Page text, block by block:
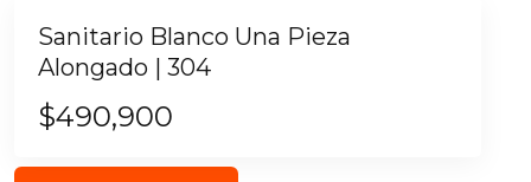
Sanitario Blanco Una Pieza
Alongado | 304
$490,900